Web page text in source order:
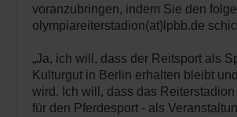
voranzubringen, indem Sie den
olympiareiterstadion(at)lpbb.de
„Ja, ich will, dass der Reitsport als
Kulturgut in Berlin erhalten bleibt
wird. Ich will, dass das
für den Pferdesport - als